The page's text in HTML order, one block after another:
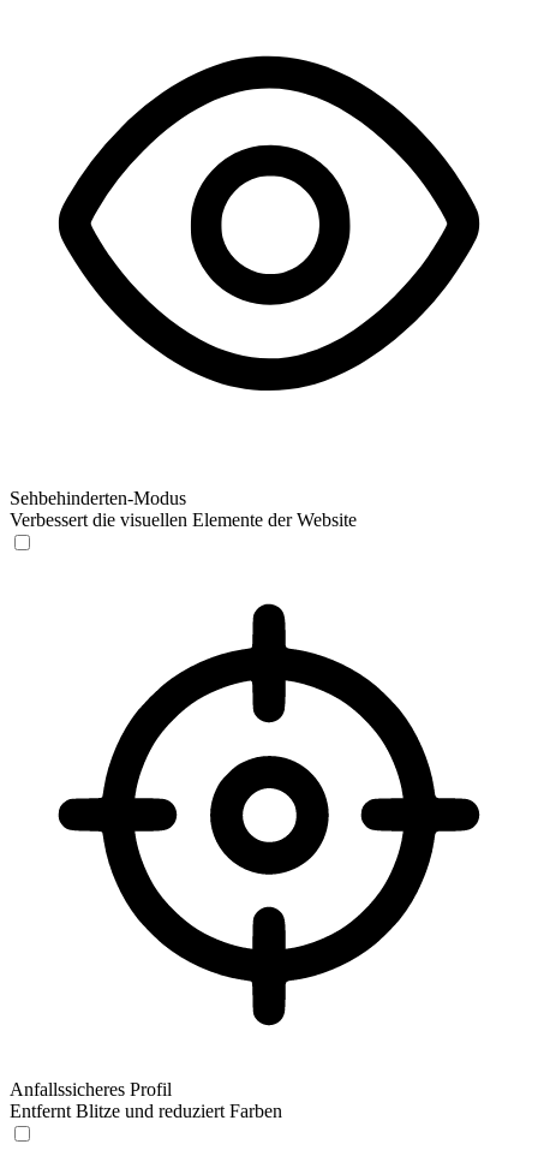
Sehbehinderten-Modus
Verbessert die visuellen Elemente der Website
Anfallssicheres Profil
Entfernt Blitze und reduziert Farben